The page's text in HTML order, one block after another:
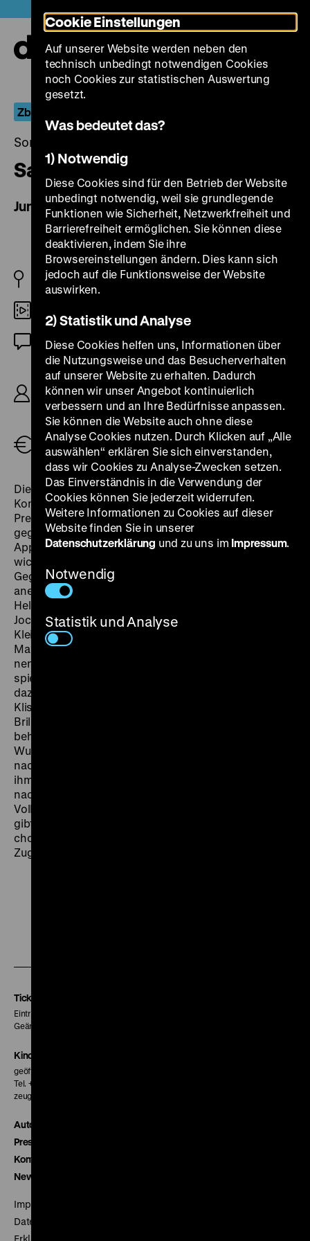
zum
Seiteninhalt
springen
Zbigniew Cybulski, der Mann, der nicht ankam
Sonntag, 26. Juni 2022, 19.30 Uhr
Salto
Jump
PL 1965
OmeU
R/B: Tadeusz Konwicki, K: Kurt Weber, M:
Wojciech Kilar, D: Zbigniew Cybulski, Jerzy Block,
Włodzimierz Boruński, Gustaw Holoubek, Irena
Laskowska, 100'
Die vierte Regiearbeit des Schriftstellers Tadeusz
Konwicki löste gespaltene Reaktionen aus. Bei der
Premiere vonSaltoim Juni 1965 soll es Buh-Rufe
gegeben haben, andererseits auch stürmischen
Applaus. Heute ist das Werk längst als eines der
wichtigsten Leistungen des polnischen
Gegenwartskinos in den mittleren 1960er Jahren
anerkannt. Die „vieldeutige Abrechnung mit
Heldenmythen des Krieges und deren Fortleben“ (Lars
Jockheck) führt den ambivalenten Helden in eine
Kleinstadt und deren personellen Mikrokosmos. Der
Mann, der da zu Beginn des Films vom Zug abspringt,
nennt sich mal Kowalski, mal Malinowski. Cybulski
spielt hier also einen polnischen „Jedermann“. Er trägt
dazu sein seit
Klischee-Outfit mit schwarzer Lederjacke und getönter
Brille. Niemand erwartet ihn hier, während er
behauptet, alle zu kennen. In einer Mischung aus
Wunderheiler, Prophet und Scharlatan umgarnt er
nach und nach das gesamte Gemeinwesen. Nichts an
ihm ist echt – außer seine Alpträume, in denen er
nacheinander von Partisanen, Nazis und
Volksarmisten zur Hinrichtung abgeholt wird. Am Ende
gibt Kowalski / Malinowski ein einzigartig
choreografiertes Bacchanal, um dann wieder auf einen
Zug aufzuspringen und zu verschwinden. (cl)
Tickets
Eintritt 5 €
Geänderte Preise sind im Programm vermerkt.
Kinokasse
geöffnet 30 Minuten vor Beginn der ersten Vorstellung
Tel. + 49 30 20304-770
zeughauskino@dhm.de
Autor*innen
Presse
Kontakt
Newsletter
Impressum
Datenschutz
Erklärung digitale Barrierefreiheit
Cookie Einstellungen
Auf unserer Website werden neben den
technisch unbedingt notwendigen Cookies
noch Cookies zur statistischen Auswertung
gesetzt.
Was bedeutet das?
1) Notwendig
Diese Cookies sind für den Betrieb der Website
unbedingt notwendig, weil sie grundlegende
Funktionen wie Sicherheit, Netzwerkfreiheit und
Barrierefreiheit ermöglichen. Sie können diese
deaktivieren, indem Sie ihre
Browsereinstellungen ändern. Dies kann sich
jedoch auf die Funktionsweise der Website
auswirken.
2) Statistik und Analyse
Diese Cookies helfen uns, Informationen über
die Nutzungsweise und das Besucherverhalten
auf unserer Website zu erhalten. Dadurch
können wir unser Angebot kontinuierlich
verbessern und an Ihre Bedürfnisse anpassen.
Sie können die Website auch ohne diese
Analyse Cookies nutzen. Durch Klicken auf „Alle
auswählen“ erklären Sie sich einverstanden,
dass wir Cookies zu Analyse-Zwecken setzen.
Das Einverständnis in die Verwendung der
Cookies können Sie jederzeit widerrufen.
Weitere Informationen zu Cookies auf dieser
Website finden Sie in unserer
Datenschutzerklärung und zu uns im Impressum.
Notwendig
Statistik und Analyse